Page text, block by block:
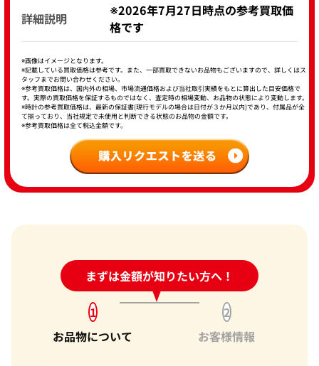
詳細説明
※2026年7月27日時点の参考買取価
格です
※画像はイメージとなります。
※記載している買取価格は参考です。また、一部買取できないお品物もございますので、詳しくはス
タッフまでお問い合わせください。
※参考買取価格は、国内外の相場、市場流通価格および当社取引実績をもとに算出した目安価格で
す。実際の買取価格を保証するものではなく、査定時の相場変動、お品物の状態により変動します。
※時計の参考買取価格は、最新の保証書(現行モデルの場合は日付が３か月以内)であり、付属品が全
て揃っており、当社規定で未使用と判断できる状態のお品物の金額です。
※参考買取価格は全て税込金額です。
まずは金額が知りたい方へ！
24時間受付中!問い合わせフォーム
1
お品物について
2
お客様情報